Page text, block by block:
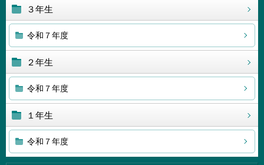
３年生
令和７年度
２年生
令和７年度
１年生
令和７年度